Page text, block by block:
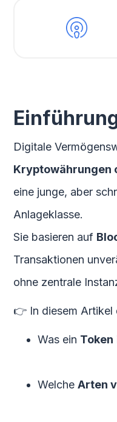
Digitale
Kryptowährungen
eine junge, aber
Anlageklasse.
Sie basieren auf
Transaktionen
ohne zentrale
👉 In diesem Artikel
Was ein Token
WelcheArten